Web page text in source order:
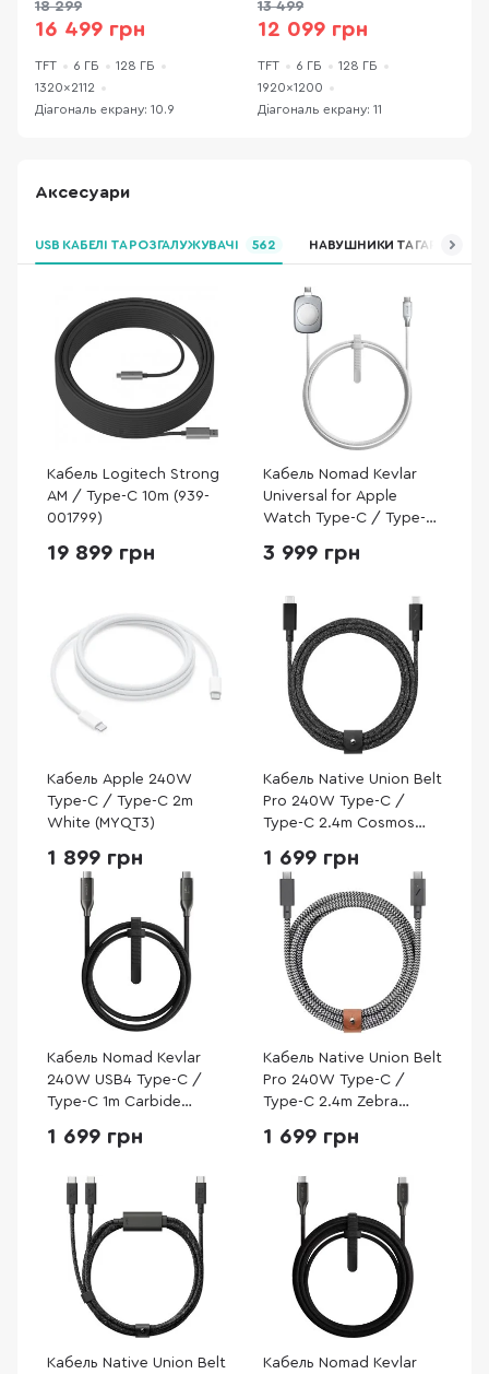
18 299
16 499 грн
TFT 6 ГБ
128 ГБ
1320x2112
Діагональ екрану: 10.9
13 499
12 099 грн
TFT 6 ГБ
128 ГБ
1920×1200
Діагональ екрану: 11
Аксесуари
USB КАБЕЛІ ТА РОЗГАЛУЖУВАЧІ 562 НАВУШНИКИ ТА ГАРНІТУРИ
Кабель Logitech Strong
AM / Type-C 10m (939-
001799)
19 899 грн
Кабель Nomad Kevlar
Universal for Apple
Watch Type-C / Type-C
(NM014667858)
3 999 грн
Кабель Apple 240W
Type-C / Type-C 2m
White (MYQT3)
1 899 грн
Кабель Native Union Belt
Pro 240W Type-C /
Type-C 2.4m Cosmos
NP)
1 699 грн
Кабель Nomad Kevlar
240W USB4 Type-C /
Type-C 1m Carbide
1 699 грн
Кабель Native Union Belt
Pro 240W Type-C /
Type-C 2.4m Zebra
1 699 грн
Кабель Native Union Belt Кабель Nomad Kevlar